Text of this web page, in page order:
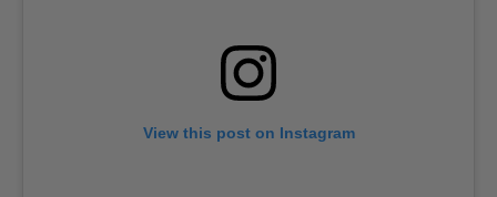
View this post on Instagram